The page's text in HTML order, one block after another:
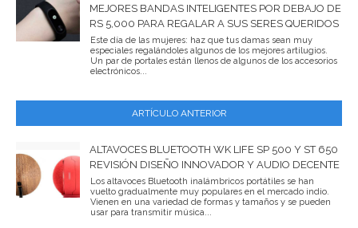
MEJORES BANDAS INTELIGENTES POR DEBAJO DE
RS 5,000 PARA REGALAR A SUS SERES QUERIDOS
Este día de las mujeres: haz que tus damas sean muy
especiales regalándoles algunos de los mejores artilugios.
Un par de portales están llenos de algunos de los accesorios
electrónicos...
ARTÍCULO ANTERIOR
ALTAVOCES BLUETOOTH WK LIFE SP 500 Y ST 650
REVISIÓN DISEÑO INNOVADOR Y AUDIO DECENTE
Los altavoces Bluetooth inalámbricos portátiles se han
vuelto gradualmente muy populares en el mercado indio.
Vienen en una variedad de formas y tamaños y se pueden
usar para transmitir música...